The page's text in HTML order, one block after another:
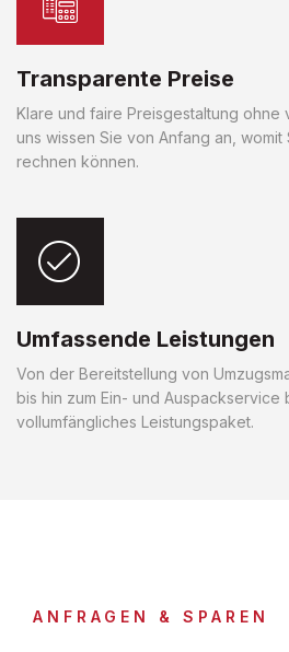
Transparente Preise
Klare und faire Preisgestaltung ohne
uns wissen Sie von Anfang an, womit
rechnen können.
Umfassende Leistungen
Von der Bereitstellung von
bis hin zum Ein- und Auspackservice
vollumfängliches Leistungspaket.
ANFRAGEN & SPAREN